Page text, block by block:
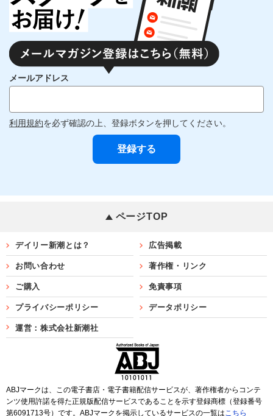
メールアドレス
利用規約を必ず確認の上、登録ボタンを押してください。
ページTOP
デイリー新潮とは？ 広告掲載
お問い合わせ 著作権・リンク
ご購入 免責事項
プライバシーポリシー データポリシー
運営：株式会社新潮社
ABJマークは、この電子書店・電子書籍配信サービスが、著作権者からコンテ
ンツ使用許諾を得た正規版配信サービスであることを示す登録商標（登録番号
第6091713号）です。ABJマークを掲示しているサービスの一覧はこちら